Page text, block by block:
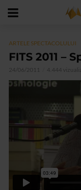
ARTELE SPECTACOLULUI
FITS 2011 –
24/06/2011 4.444